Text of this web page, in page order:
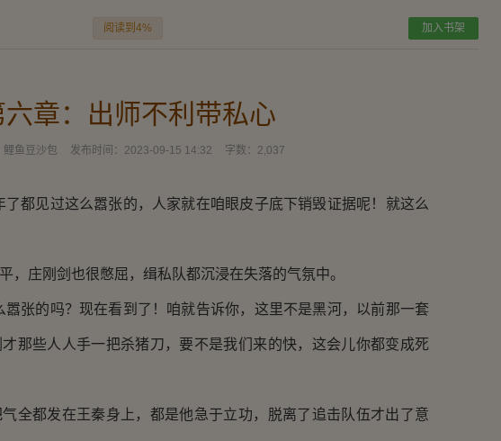
阅读到4% 加入书架
六章：出师不利带私心
鲤鱼豆沙包 发布时间： 2023-09-15 14:32 字数： 2,037
都见过这么嚣张的，人家就在咱眼皮子底下销毁证据呢！就这么
庄刚剑也很憋屈，缉私队都沉浸在失落的气氛中。
张的吗？现在看到了！咱就告诉你，这里不是黑河，以前那一套
那些人人手一把杀猪刀，要不是我们来的快，这会儿你都变成死
都发在王秦身上，都是他急于立功，脱离了追击队伍才出了意